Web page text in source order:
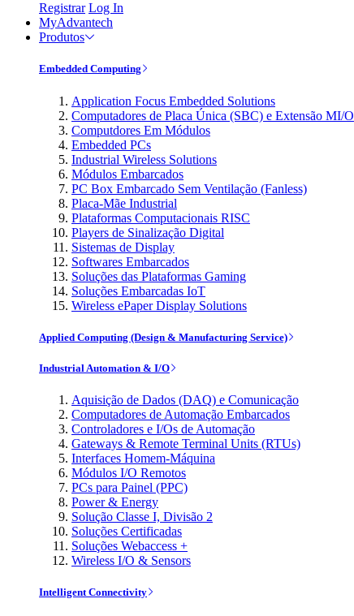
Registrar Log In
MyAdvantech
Produtos
Embedded Computing
Application Focus Embedded Solutions
Computadores de Placa Única (SBC) e Extensão MI/O
Computdores Em Módulos
Embedded PCs
Industrial Wireless Solutions
Módulos Embarcados
PC Box Embarcado Sem Ventilação (Fanless)
Placa-Mãe Industrial
Plataformas Computacionais RISC
Players de Sinalização Digital
Sistemas de Display
Softwares Embarcados
Soluções das Plataformas Gaming
Soluções Embarcadas IoT
Wireless ePaper Display Solutions
Applied Computing (Design & Manufacturing Service)
Industrial Automation & I/O
Aquisição de Dados (DAQ) e Comunicação
Computadores de Automação Embarcados
Controladores e I/Os de Automação
Gateways & Remote Terminal Units (RTUs)
Interfaces Homem-Máquina
Módulos I/O Remotos
PCs para Painel (PPC)
Power & Energy
Solução Classe I, Divisão 2
Soluções Certificadas
Soluções Webaccess +
Wireless I/O & Sensors
Intelligent Connectivity